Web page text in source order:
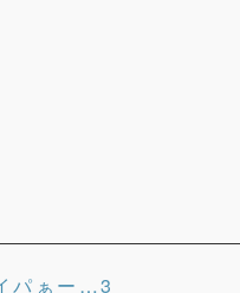
パぁー…3